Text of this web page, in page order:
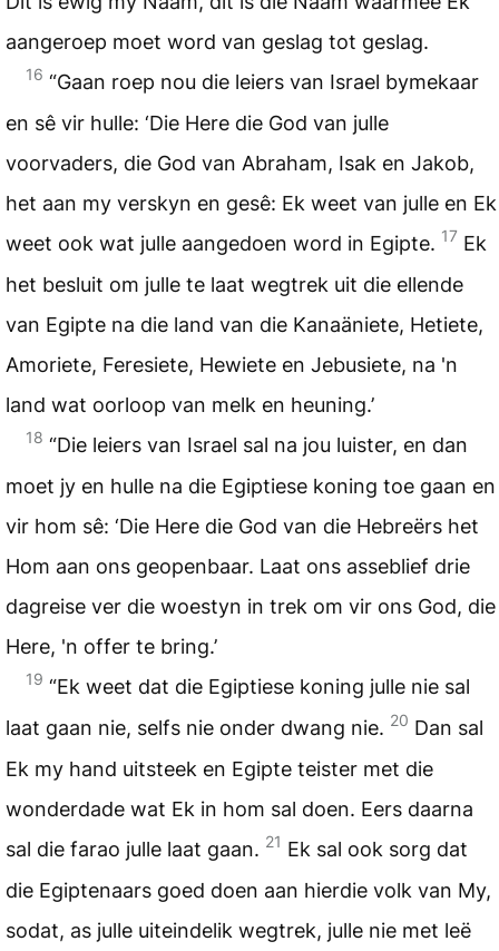
aangeroep moet word van geslag tot geslag.
16 “Gaan roep nou die leiers van Israel bymekaar
en sê vir hulle: ‘Die Here die God van julle
voorvaders, die God van Abraham, Isak en Jakob,
het aan my verskyn en gesê: Ek weet van julle en Ek
weet ook wat julle aangedoen word in Egipte. 17 Ek
het besluit om julle te laat wegtrek uit die ellende
van Egipte na die land van die Kanaäniete, Hetiete,
Amoriete, Feresiete, Hewiete en Jebusiete, na 'n
land wat oorloop van melk en heuning.’
18 “Die leiers van Israel sal na jou luister, en dan
moet jy en hulle na die Egiptiese koning toe gaan en
vir hom sê: ‘Die Here die God van die Hebreërs het
Hom aan ons geopenbaar. Laat ons asseblief drie
dagreise ver die woestyn in trek om vir ons God, die
Here, 'n offer te bring.’
19 “Ek weet dat die Egiptiese koning julle nie sal
laat gaan nie, selfs nie onder dwang nie. 20 Dan sal
Ek my hand uitsteek en Egipte teister met die
wonderdade wat Ek in hom sal doen. Eers daarna
sal die farao julle laat gaan. 21 Ek sal ook sorg dat
die Egiptenaars goed doen aan hierdie volk van My,
sodat, as julle uiteindelik wegtrek, julle nie met leë